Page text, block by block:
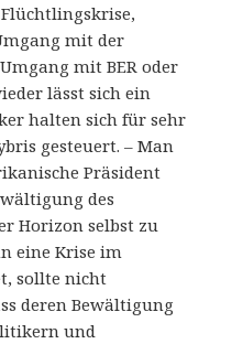
mit der
mit BER oder
lässt sich ein
halten sich für sehr
gesteuert. – Man
Präsident
des
Horizon selbst zu
eine Krise im
sollte nicht
deren Bewältigung
und